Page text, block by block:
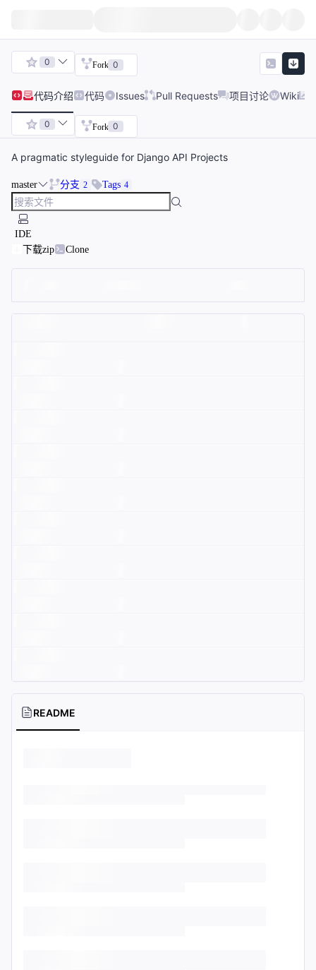
0 Fork 0
代码介绍 代码 Issues Pull Requests 项目讨论 Wiki
0 Fork 0
A pragmatic styleguide for Django API Projects
master 分支 2 Tags 4
IDE
下载zip
Clone
README